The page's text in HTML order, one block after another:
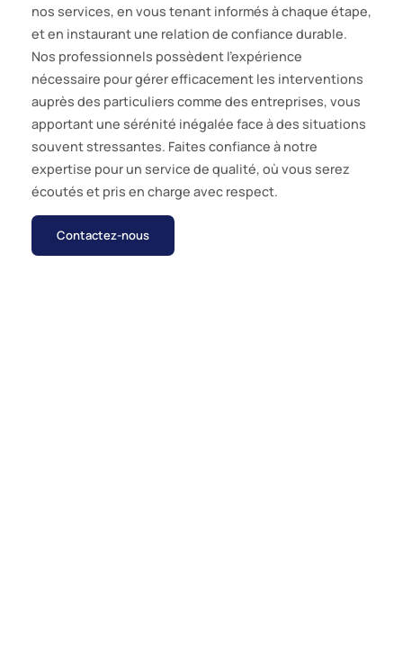
nos services, en vous tenant informés à chaque étape,
et en instaurant une relation de confiance durable.
Nos professionnels possèdent l’expérience
nécessaire pour gérer efficacement les interventions
auprès des particuliers comme des entreprises, vous
apportant une sérénité inégalée face à des situations
souvent stressantes. Faites confiance à notre
expertise pour un service de qualité, où vous serez
écoutés et pris en charge avec respect.
Contactez-nous